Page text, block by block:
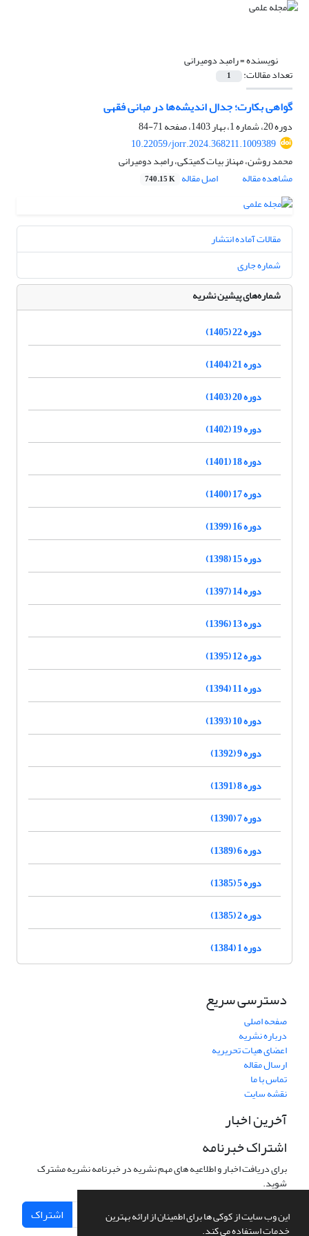
این وب سایت از کوکی ها برای اطمینان از ارائه بهترین
خدمات استفاده می کند.
نویسنده =رامبد دومیرانی
تعداد مقالات: 1
گواهی بکارت؛ جدال اندیشه‌ها در مبانی فقهی
دوره 20، شماره 1، بهار 1403، صفحه
71-84
10.22059/jorr.2024.368211.1009389
محمد روشن، مهناز بیات‌ کمیتکی، رامبد دومیرانی
مشاهده مقاله
اصل مقاله 740.15 K
مقالات آماده انتشار
شماره جاری
شماره‌های پیشین نشریه
دوره 22 (1405)
دوره 21 (1404)
دوره 20 (1403)
دوره 19 (1402)
دوره 18 (1401)
دوره 17 (1400)
دوره 16 (1399)
دوره 15 (1398)
دوره 14 (1397)
دوره 13 (1396)
دوره 12 (1395)
دوره 11 (1394)
دوره 10 (1393)
دوره 9 (1392)
دوره 8 (1391)
دوره 7 (1390)
دوره 6 (1389)
دوره 5 (1385)
دوره 2 (1385)
دوره 1 (1384)
دسترسی سریع
صفحه اصلی
درباره نشریه
اعضای هیات تحریریه
ارسال مقاله
تماس با ما
نقشه سایت
آخرین اخبار
اشتراک خبرنامه
برای دریافت اخبار و اطلاعیه های مهم نشریه در خبرنامه نشریه مشترک
شوید.
اشتراک